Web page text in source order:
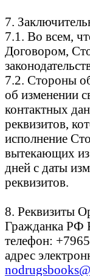
7.
7.1. Во всем,
Договором,
7.2. Стороны
об изменении
контактных
реквизитов,
исполнение
вытекающих из
дней с даты
реквизитов.
8. Реквизиты
Гражданка РФ
телефон:
адрес